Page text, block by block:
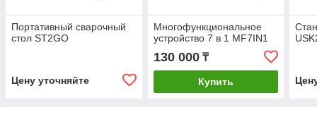
Портативный сварочный
стол ST2GO
Цену уточняйте
Многофункциональное
устройство 7 в 1 MF7IN1
130 000₸
Купить